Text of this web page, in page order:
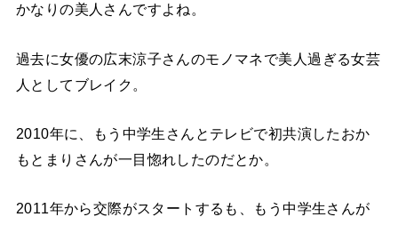
かなりの美人さんですよね。
過去に女優の広末涼子さんのモノマネで美人過ぎる女芸
人としてブレイク。
2010年に、もう中学生さんとテレビで初共演したおか
もとまりさんが一目惚れしたのだとか。
2011年から交際がスタートするも、もう中学生さんが